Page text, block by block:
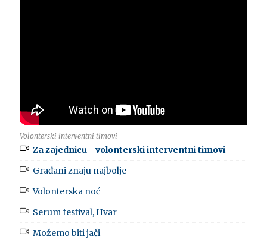
Volonterski interventni timovi
Za zajednicu - volonterski interventni timovi
Građani znaju najbolje
Volonterska noć
Serum festival, Hvar
Možemo biti jači